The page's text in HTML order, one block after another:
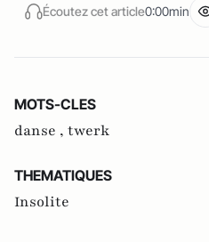
Écoutez cet article0:00min
MOTS-CLES
danse , twerk
THEMATIQUES
Insolite